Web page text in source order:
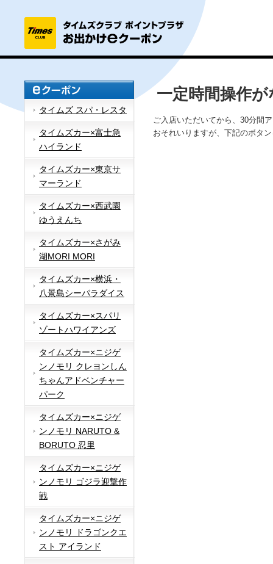
タイムズ スパ・レスタ
タイムズカー×富士急
ハイランド
タイムズカー×東京サ
マーランド
タイムズカー×西武園
ゆうえんち
タイムズカー×さがみ
湖MORI MORI
タイムズカー×横浜・
八景島シーパラダイス
タイムズカー×スパリ
ゾートハワイアンズ
タイムズカー×ニジゲ
ンノモリ クレヨンしん
ちゃんアドベンチャー
パーク
タイムズカー×ニジゲ
ンノモリ NARUTO &
BORUTO 忍里
タイムズカー×ニジゲ
ンノモリ ゴジラ迎撃作
戦
タイムズカー×ニジゲ
ンノモリ ドラゴンクエ
スト アイランド
一定時間操作
ご入店いただいてから、30分間
おそれいりますが、下記のボタ